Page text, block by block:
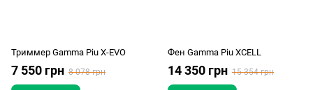
Триммер Gamma Piu X-EVO
7 550 грн 8 078 грн
Фен Gamma Piu XCELL
14 350 грн 15 354 грн